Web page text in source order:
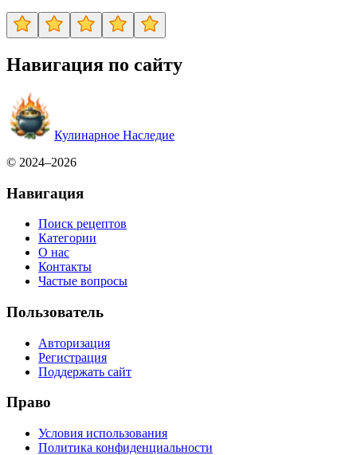
Навигация по сайту
Кулинарное Наследие
© 2024–2026
Навигация
Поиск рецептов
Категории
О нас
Контакты
Частые вопросы
Пользователь
Авторизация
Регистрация
Поддержать сайт
Право
Условия использования
Политика конфиденциальности